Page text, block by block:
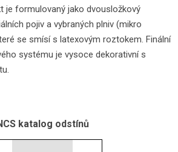
je formulovaný jako dvousložkový
pojiv a vybraných plniv (mikro
se smísí s latexovým roztokem. Finální
systému je vysoce dekorativní s
katalog odstínů